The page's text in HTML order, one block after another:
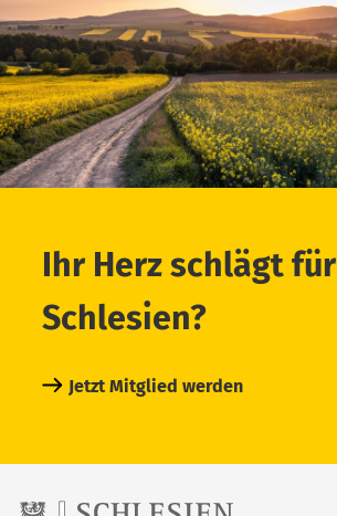
Ihr Herz schlägt für
Schlesien?
Jetzt Mitglied werden